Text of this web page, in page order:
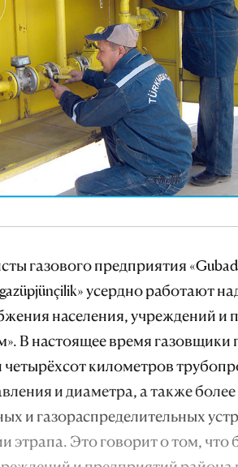
газового предприятия
усердно работают
населения, учреждений и
В настоящее время газовщики
километров
и диаметра, а также
и газораспределительных
этрапа. Это говорит о том, что